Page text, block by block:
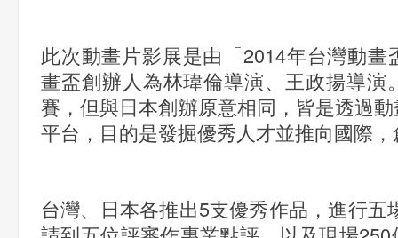
此次動畫片影展是由「2014年台灣動畫
畫盃創辦人為林瑋倫導演、王政揚導演
賽，但與日本創辦原意相同，皆是透過
平台，目的是發掘優秀人才並推向國際
台灣、日本各推出5支優秀作品，進行五